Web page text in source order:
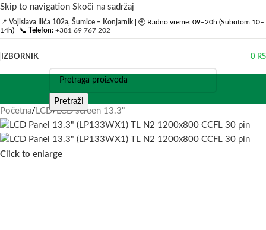
Skip to navigation Skoči na sadržaj
📍 Vojislava Ilića 102a, Šumice – Konjarnik | 🕘 Radno vreme: 09–20h (Subotom 10–
14h) | 📞 Telefon: +381 69 767 202
IZBORNIK 0
Pretraži
Početna/ LCD/LCD screen 13.3"
Click to enlarge